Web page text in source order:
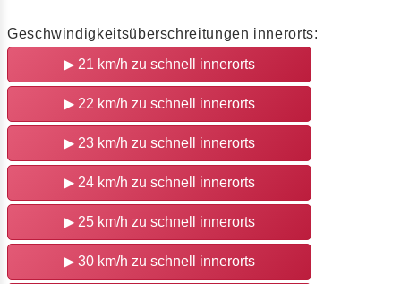
Geschwindigkeitsüberschreitungen innerorts:
▶ 21 km/h zu schnell innerorts
▶ 22 km/h zu schnell innerorts
▶ 23 km/h zu schnell innerorts
▶ 24 km/h zu schnell innerorts
▶ 25 km/h zu schnell innerorts
▶ 30 km/h zu schnell innerorts